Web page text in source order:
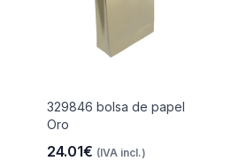
329846 bolsa de papel
Oro
24.01€ (IVA incl.)